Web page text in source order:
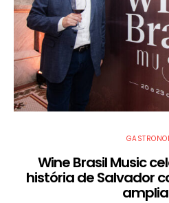
Wine Brasil Music
história de Salvador